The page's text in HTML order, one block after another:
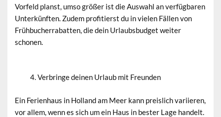
Vorfeld planst, umso größer ist die Auswahl an verfügbaren
Unterkünften. Zudem profitierst du in vielen Fällen von
Frühbucherrabatten, die dein Urlaubsbudget weiter
schonen.
Verbringe deinen Urlaub mit Freunden
Ein Ferienhaus in Holland am Meer kann preislich variieren,
vor allem, wenn es sich um ein Haus in bester Lage handelt.